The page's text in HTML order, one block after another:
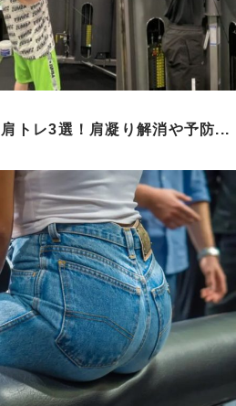
トレ3選！肩凝り解消や予防...